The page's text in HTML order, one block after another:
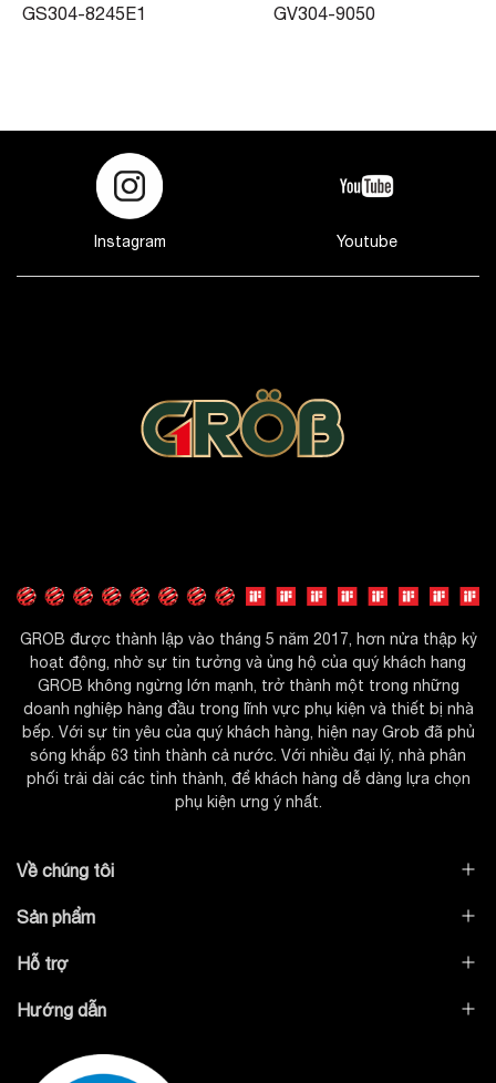
Hướng dẫn cách lắp đặt sản phẩm
Vị trí lắp đặt
Lắp đặt chậu rửa bát trên mặt phẳng, không bị cong
vênh hay nghiêng ngả để tránh tình trạng bí nước,
Hạn chế tận dụng không gian bếp dưới chậu rửa để
chứa vật dụng
Tiêu chuẩn lắp đặt
Kéo cắt
Thước đo, bằng dính, gang tay
Khi cần chuẩn bị đầy đủ chúng ta cần bắt tay vào lắp
đặt
Lưu ý an toàn khi sử dụng
Vệ sinh chậu rửa bát thường xuyên hằng ngày, có thể
sẽ trở lại
Giữ cho rổ lọc rác inox thông thoáng, không bị tắc
học có tính ăn mòn mạnh để vệ sinh chậu rửa bát.
Không đặt vào bên trong chậu rửa những vật dụng,
GS304-8245E1
GV304-9050
Instagram Youtube
GROB được thành lập vào tháng 5 năm 2017, hơn nửa thập kỷ
hoạt động, nhờ sự tin tưởng và ủng hộ của quý khách hang
GROB không ngừng lớn mạnh, trở thành một trong những
doanh nghiệp hàng đầu trong lĩnh vực phụ kiện và thiết bị nhà
bếp. Với sự tin yêu của quý khách hàng, hiện nay Grob đã phủ
sóng khắp 63 tỉnh thành cả nước. Với nhiều đại lý, nhà phân
phối trải dài các tỉnh thành, để khách hàng dễ dàng lựa chọn
phụ kiện ưng ý nhất.
Về chúng tôi
Sản phẩm
Hỗ trợ
Hướng dẫn